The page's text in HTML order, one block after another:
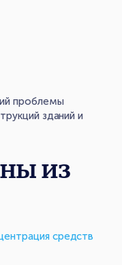
проблемы
зданий и
из
средств